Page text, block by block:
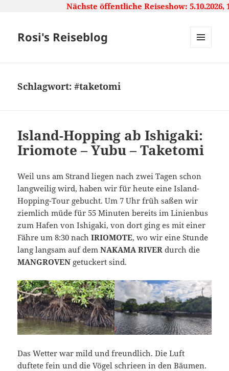
Nächste öffentliche Reiseshow: 5.10.2026,
Rosi's Reiseblog
Schlagwort:#taketomi
Island-Hopping ab Ishigaki:
Iriomote – Yubu – Taketomi
Weil uns am Strand liegen nach zwei Tagen schon
langweilig wird, haben wir für heute eine Island-
Hopping-Tour gebucht. Um 7 Uhr früh saßen wir
ziemlich müde für 55 Minuten bereits im Linienbus
zum Hafen von Ishigaki, von dort ging es mit einer
Fähre um 8:30 nachIRIOMOTE, wo wir eine Stunde
lang langsam auf demNAKAMA RIVER durch die
MANGROVEN getuckert sind.
Das Wetter war mild und freundlich. Die Luft
duftete fein und die Vögel schrieen in den Bäumen.